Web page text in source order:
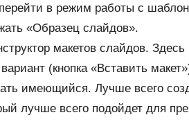
в режим работы с
«Образец слайдов».
макетов слайдов.
(кнопка «Вставить
имеющийся. Лучше всего
лучше всего подойдет для